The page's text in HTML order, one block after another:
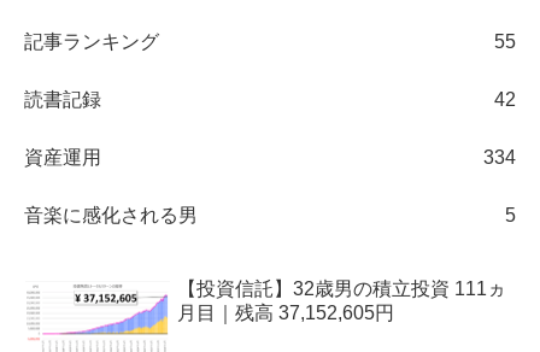
記事ランキング 55
読書記録 42
資産運用 334
音楽に感化される男 5
【投資信託】32歳男の積立投資 111ヵ
月目｜残高 37,152,605円